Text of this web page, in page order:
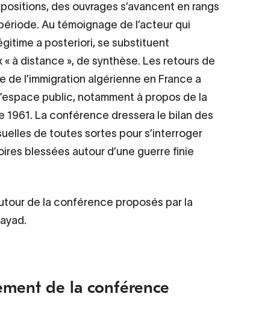
des ouvrages s’avancent en rangs
Au témoignage de l’acteur qui
a posteriori, se substituent
à distance », de synthèse. Les retours de
de l’immigration algérienne en France a
public, notamment à propos de la
1961. La conférence dressera le bilan des
de toutes sortes pour s’interroger
blessées autour d’une guerre finie
de la conférence proposés par la
de la conférence